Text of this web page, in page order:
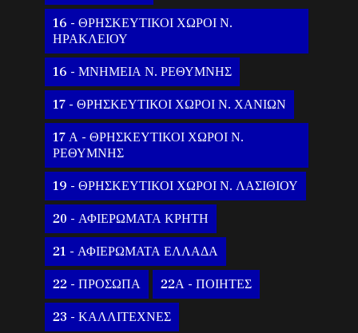
16 - ΘΡΗΣΚΕΥΤΙΚΟΙ ΧΩΡΟΙ Ν.
ΗΡΑΚΛΕΙΟΥ
16 - ΜΝΗΜΕΙΑ Ν. ΡΕΘΥΜΝΗΣ
17 - ΘΡΗΣΚΕΥΤΙΚΟΙ ΧΩΡΟΙ Ν. ΧΑΝΙΩΝ
17 Α - ΘΡΗΣΚΕΥΤΙΚΟΙ ΧΩΡΟΙ Ν.
ΡΕΘΥΜΝΗΣ
19 - ΘΡΗΣΚΕΥΤΙΚΟΙ ΧΩΡΟΙ Ν. ΛΑΣΙΘΙΟΥ
20 - ΑΦΙΕΡΩΜΑΤΑ ΚΡΗΤΗ
21 - ΑΦΙΕΡΩΜΑΤΑ ΕΛΛΑΔΑ
22 - ΠΡΟΣΩΠΑ 22Α - ΠΟΙΗΤΕΣ
23 - ΚΑΛΛΙΤΕΧΝΕΣ